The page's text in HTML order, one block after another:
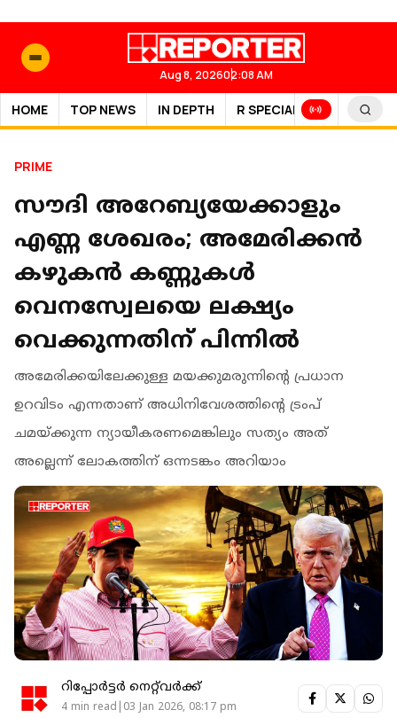
Aug 8, 202602:08 AM
HOME TOP NEWS IN DEPTH R SPECIAL SPORTS
PRIME
സൗദി അറേബ്യയേക്കാളും
എണ്ണ ശേഖരം; അമേരിക്കന്‍
കഴുകന്‍ കണ്ണുകള്‍
വെനസ്വേലയെ ലക്ഷ്യം
വെക്കുന്നതിന് പിന്നില്‍
അമേരിക്കയിലേക്കുള്ള മയക്കുമരുന്നിന്‍റെ പ്രധാന
ഉറവിടം എന്നതാണ് അധിനിവേശത്തിന്‍റെ ട്രംപ്
ചമയ്ക്കുന്ന ന്യായീകരണമെങ്കിലും സത്യം അത്
അല്ലെന്ന് ലോകത്തിന് ഒന്നടങ്കം അറിയാം
റിപ്പോർട്ടർ നെറ്റ്‌വര്‍ക്ക്‌
4 min read|03 Jan 2026, 08:17 pm